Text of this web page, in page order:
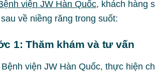
viện JW Hàn Quốc, khách hàng
về niềng răng trong suốt:
1: Thăm khám và tư vấn
viện JW Hàn Quốc, thực hiện